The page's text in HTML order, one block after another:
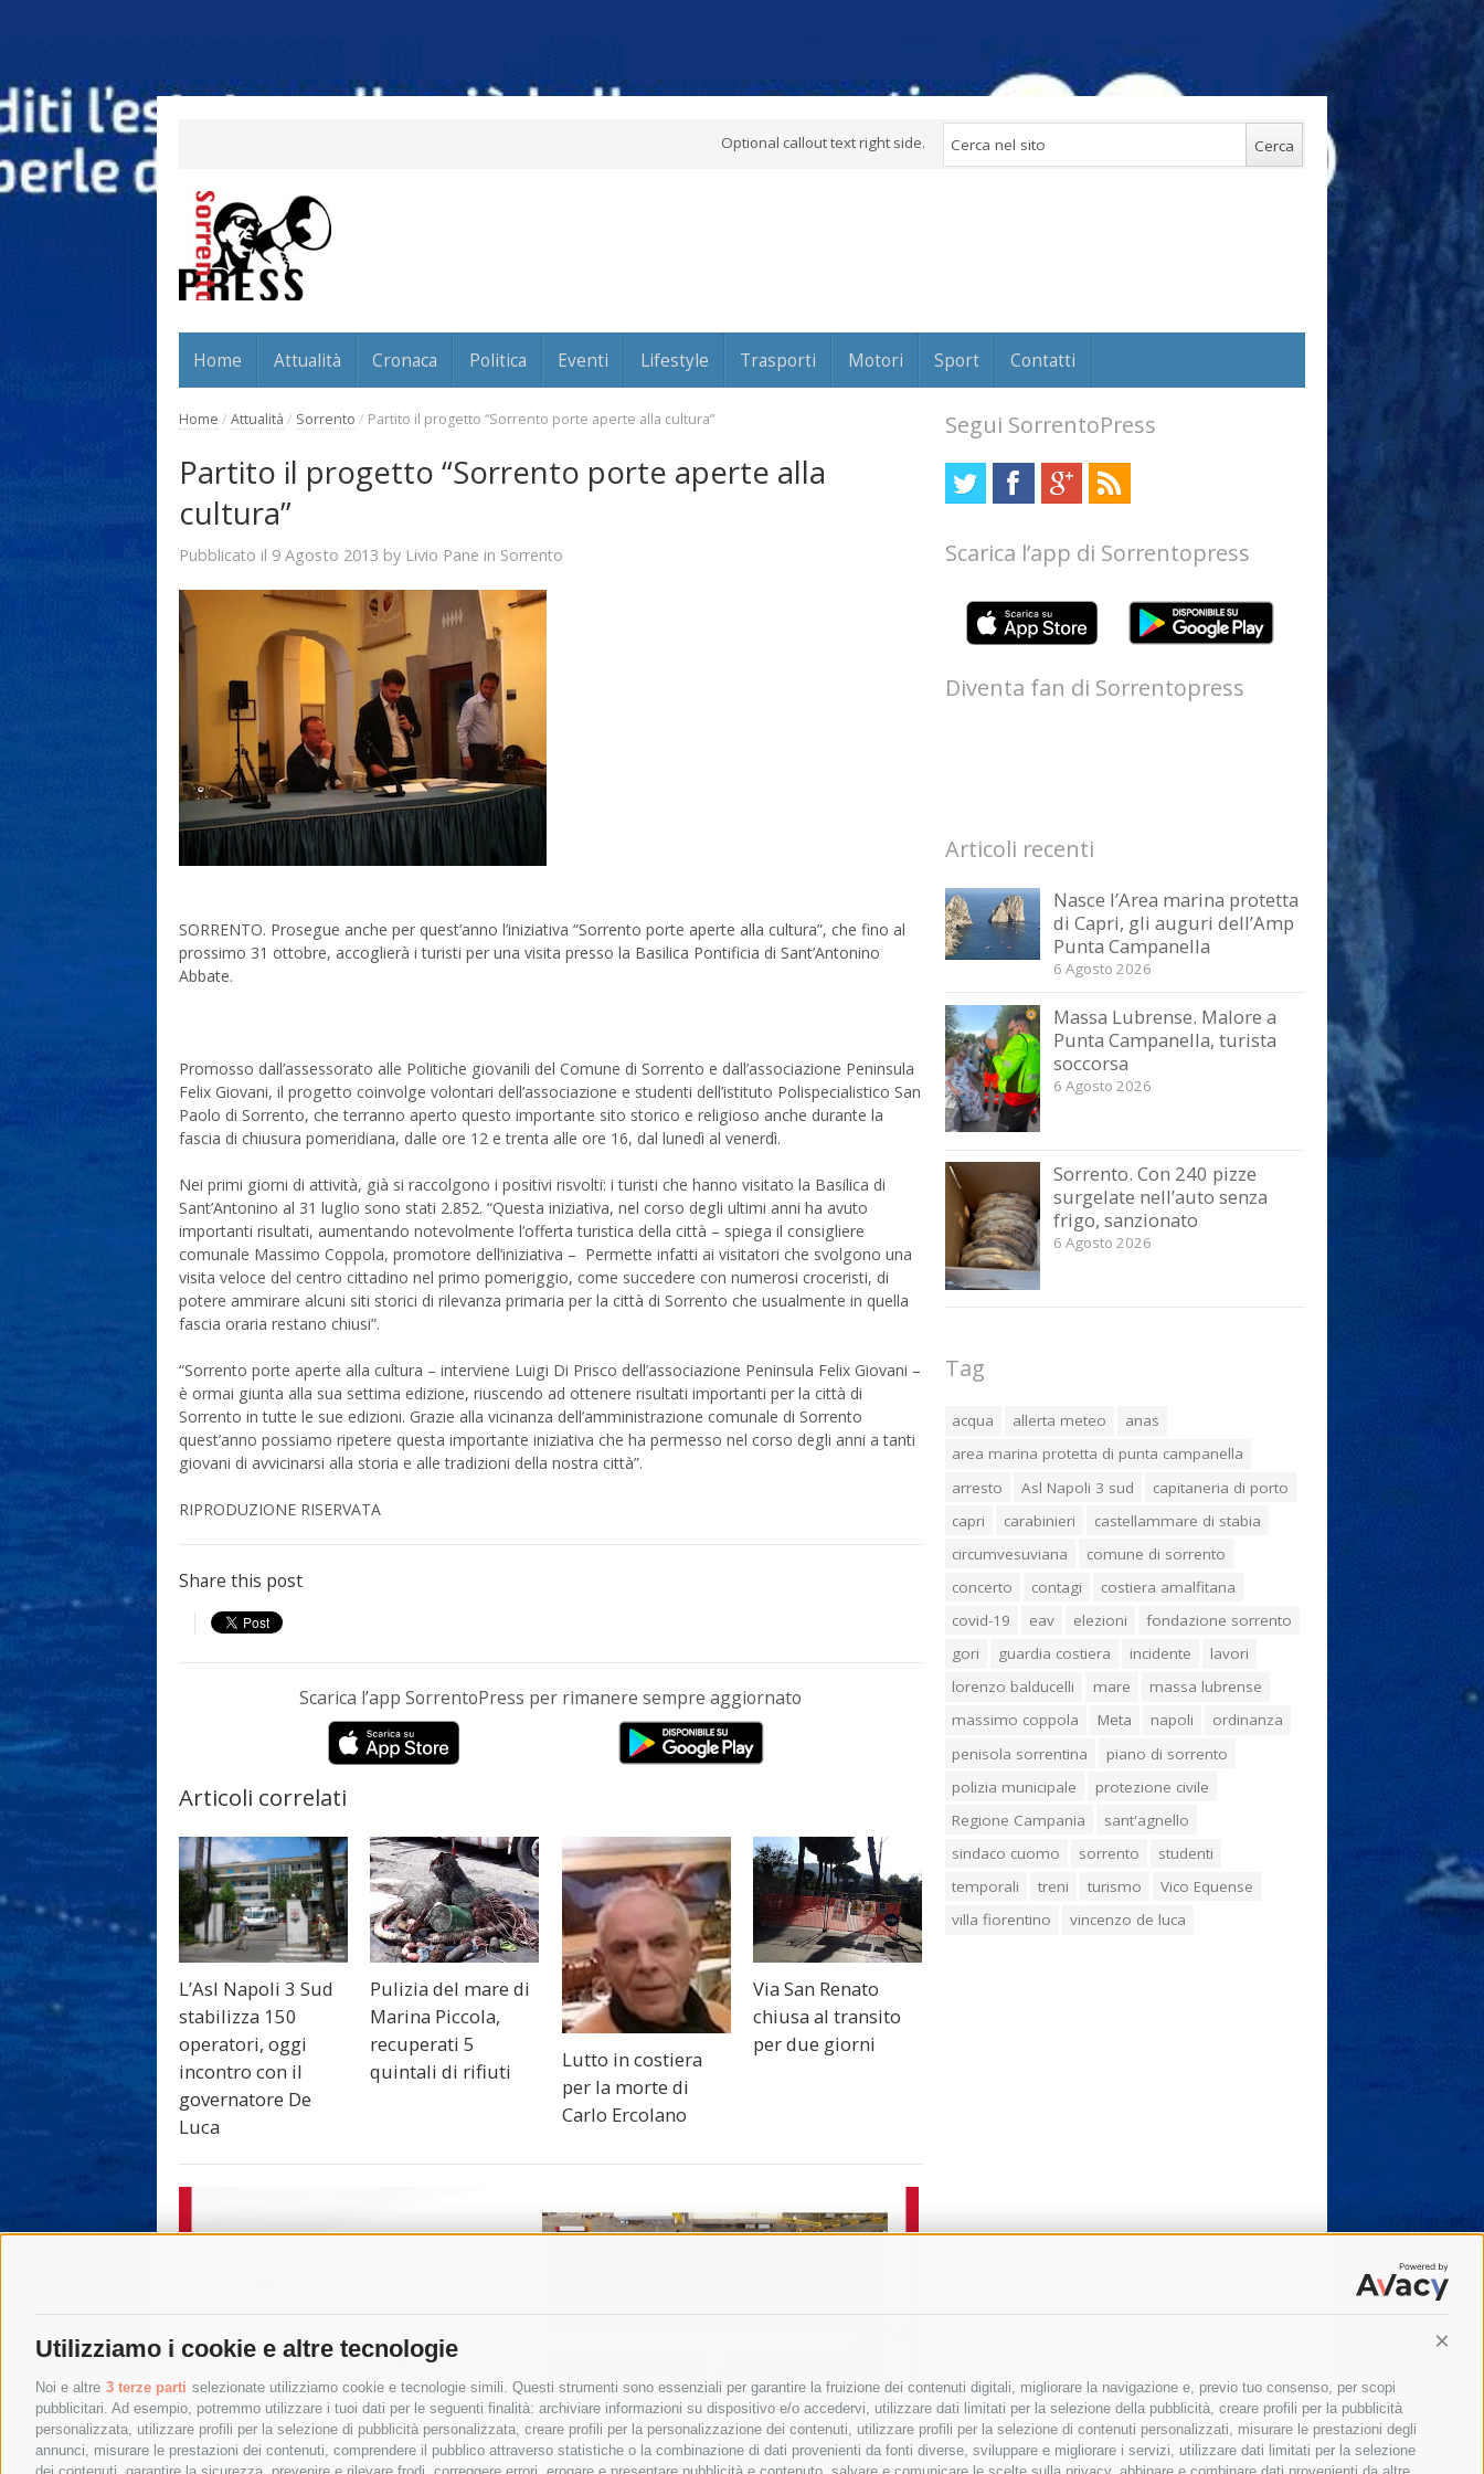
Utilizziamo i cookie e altre tecnologie
Noi e altre 3 terze parti selezionate utilizziamo cookie e tecnologie simili. Questi strumenti sono essenziali per garantire la fruizione dei contenuti digitali, migliorare la navigazione e, previo tuo consenso, per scopi
pubblicitari. Ad esempio, potremmo utilizzare i tuoi dati per le seguenti finalità: archiviare informazioni su dispositivo e/o accedervi, utilizzare dati limitati per la selezione della pubblicità, creare profili per la pubblicità
personalizzata, utilizzare profili per la selezione di pubblicità personalizzata, creare profili per la personalizzazione dei contenuti, utilizzare profili per la selezione di contenuti personalizzati, misurare le prestazioni degli
annunci, misurare le prestazioni dei contenuti, comprendere il pubblico attraverso statistiche o la combinazione di dati provenienti da fonti diverse, sviluppare e migliorare i servizi, utilizzare dati limitati per la selezione
Optional callout text right side.
Home Attualità Cronaca Politica Eventi Lifestyle Trasporti Motori Sport Contatti
Home / Attualità / Sorrento / Partito il progetto “Sorrento porte aperte alla cultura”
Partito il progetto “Sorrento porte aperte alla
cultura”
Pubblicato il 9 Agosto 2013 by Livio Pane in Sorrento
SORRENTO. Prosegue anche per quest’anno l’iniziativa “Sorrento porte aperte alla cultura”, che fino al
prossimo 31 ottobre, accoglierà i turisti per una visita presso la Basilica Pontificia di Sant’Antonino
Abbate.
Promosso dall’assessorato alle Politiche giovanili del Comune di Sorrento e dall’associazione Peninsula
Felix Giovani, il progetto coinvolge volontari dell’associazione e studenti dell’istituto Polispecialistico San
Paolo di Sorrento, che terranno aperto questo importante sito storico e religioso anche durante la
fascia di chiusura pomeridiana, dalle ore 12 e trenta alle ore 16, dal lunedì al venerdì.
Nei primi giorni di attività, già si raccolgono i positivi risvolti: i turisti che hanno visitato la Basilica di
Sant’Antonino al 31 luglio sono stati 2.852. “Questa iniziativa, nel corso degli ultimi anni ha avuto
importanti risultati, aumentando notevolmente l’offerta turistica della città – spiega il consigliere
comunale Massimo Coppola, promotore dell’iniziativa – Permette infatti ai visitatori che svolgono una
visita veloce del centro cittadino nel primo pomeriggio, come succedere con numerosi croceristi, di
potere ammirare alcuni siti storici di rilevanza primaria per la città di Sorrento che usualmente in quella
fascia oraria restano chiusi”.
“Sorrento porte aperte alla cultura – interviene Luigi Di Prisco dell’associazione Peninsula Felix Giovani –
è ormai giunta alla sua settima edizione, riuscendo ad ottenere risultati importanti per la città di
Sorrento in tutte le sue edizioni. Grazie alla vicinanza dell’amministrazione comunale di Sorrento
quest’anno possiamo ripetere questa importante iniziativa che ha permesso nel corso degli anni a tanti
giovani di avvicinarsi alla storia e alle tradizioni della nostra città”.
RIPRODUZIONE RISERVATA
Share this post
Scarica l’app SorrentoPress per rimanere sempre aggiornato
Articoli correlati
L’Asl Napoli 3 Sud
stabilizza 150
operatori, oggi
incontro con il
governatore De
Luca
Pulizia del mare di
Marina Piccola,
recuperati 5
quintali di rifiuti
Lutto in costiera
per la morte di
Carlo Ercolano
Via San Renato
chiusa al transito
per due giorni
Segui SorrentoPress
Scarica l’app di Sorrentopress
Diventa fan di Sorrentopress
Articoli recenti
Nasce l’Area marina protetta
di Capri, gli auguri dell’Amp
Punta Campanella
6 Agosto 2026
Massa Lubrense. Malore a
Punta Campanella, turista
soccorsa
6 Agosto 2026
Sorrento. Con 240 pizze
surgelate nell’auto senza
frigo, sanzionato
6 Agosto 2026
Tag
acqua allerta meteo
anas
area marina protetta di punta campanella
arresto
Asl Napoli 3 sud
capitaneria di porto
capri
carabinieri
castellammare di stabia
circumvesuviana
comune di sorrento
concerto
contagi
costiera amalfitana
covid-19
eav elezioni
fondazione sorrento
gori
guardia costiera incidente
lavori
lorenzo balducelli
mare
massa lubrense
massimo coppola
Meta napoli
ordinanza
penisola sorrentina
piano di sorrento
polizia municipale
protezione civile
Regione Campania
sant'agnello
sindaco cuomo
sorrento
studenti
temporali
treni turismo
Vico Equense
villa fiorentino
vincenzo de luca